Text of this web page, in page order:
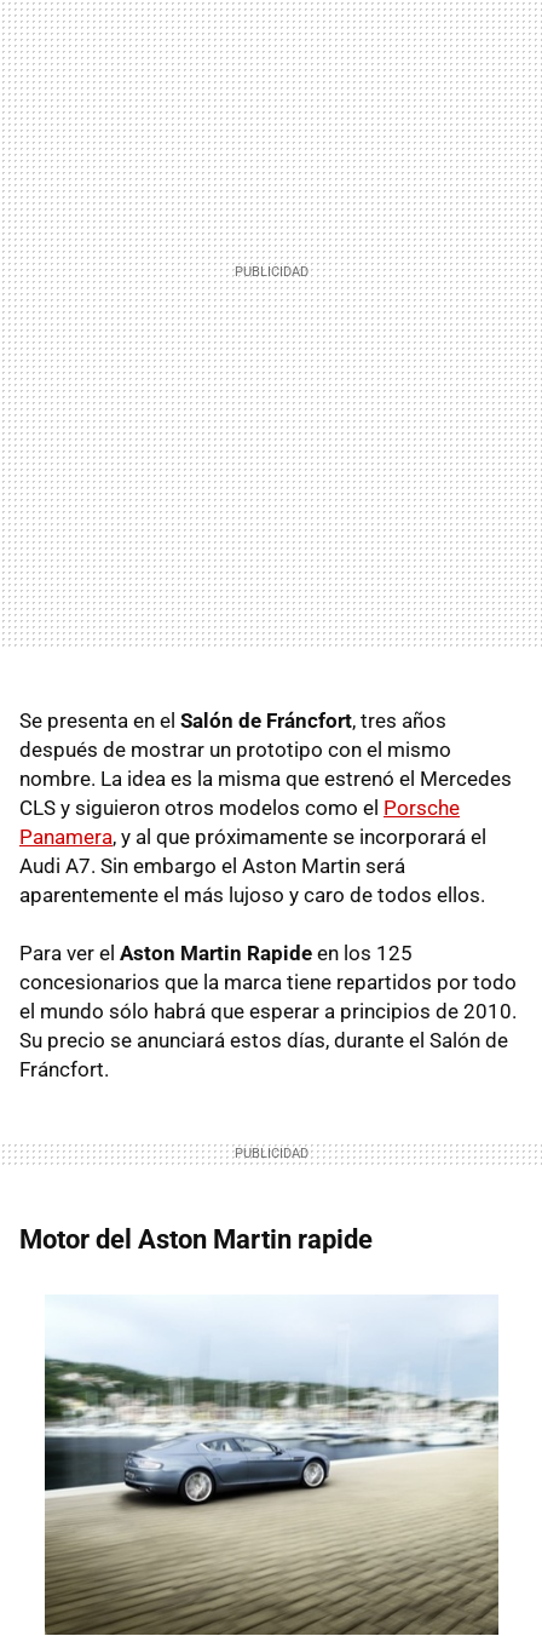
Se presenta en el Salón de Fráncfort, tres años
después de mostrar un prototipo con el mismo
nombre. La idea es la misma que estrenó el Mercedes
CLS y siguieron otros modelos como el Porsche
Panamera, y al que próximamente se incorporará el
Audi A7. Sin embargo el Aston Martin será
aparentemente el más lujoso y caro de todos ellos.
Para ver el Aston Martin Rapide en los 125
concesionarios que la marca tiene repartidos por todo
el mundo sólo habrá que esperar a principios de 2010.
Su precio se anunciará estos días, durante el Salón de
Fráncfort.
Motor del Aston Martin rapide